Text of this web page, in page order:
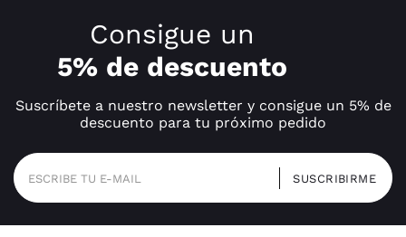
Consigue un
5% de descuento
Suscríbete a nuestro newsletter y consigue un 5% de
descuento para tu próximo pedido